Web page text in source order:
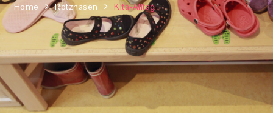
Home Rotznasen Kita-Alltag